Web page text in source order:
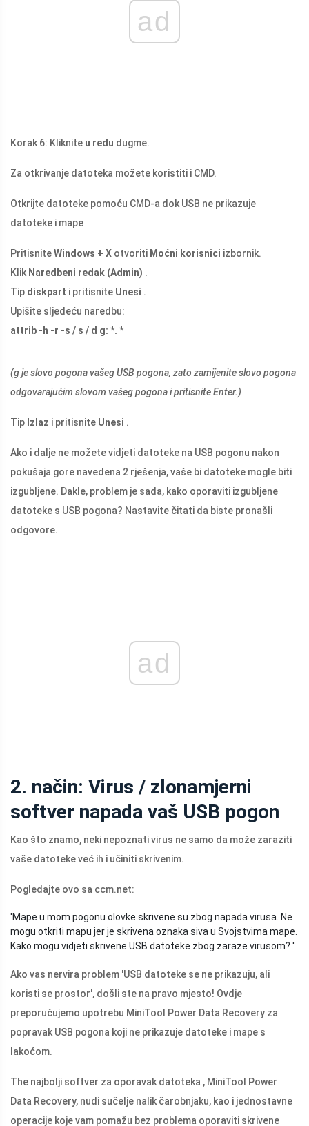
ad
Korak 6: Kliknite u redu dugme.
Za otkrivanje datoteka možete koristiti i CMD.
Otkrijte datoteke pomoću CMD-a dok USB ne prikazuje
datoteke i mape
PritisniteWindows + X otvoriti Moćni korisnici izbornik.
Klik Naredbeni redak (Admin) .
Tip diskpart i pritisnite Unesi .
Upišite sljedeću naredbu:
attrib -h -r -s / s / d g: *. *
(g je slovo pogona vašeg USB pogona, zato zamijenite slovo pogona
odgovarajućim slovom vašeg pogona i pritisnite Enter.)
Tip Izlaz i pritisnite Unesi .
Ako i dalje ne možete vidjeti datoteke na USB pogonu nakon
pokušaja gore navedena 2 rješenja, vaše bi datoteke mogle biti
izgubljene. Dakle, problem je sada, kako oporaviti izgubljene
datoteke s USB pogona? Nastavite čitati da biste pronašli
odgovore.
ad
2. način: Virus / zlonamjerni
softver napada vaš USB pogon
Kao što znamo, neki nepoznati virus ne samo da može zaraziti
vaše datoteke već ih i učiniti skrivenim.
Pogledajte ovo sa ccm.net:
'Mape u mom pogonu olovke skrivene su zbog napada virusa. Ne
mogu otkriti mapu jer je skrivena oznaka siva u Svojstvima mape.
Kako mogu vidjeti skrivene USB datoteke zbog zaraze virusom? '
Ako vas nervira problem 'USB datoteke se ne prikazuju, ali
koristi se prostor', došli ste na pravo mjesto! Ovdje
preporučujemo upotrebu MiniTool Power Data Recovery za
popravak USB pogona koji ne prikazuje datoteke i mape s
lakoćom.
The najbolji softver za oporavak datoteka , MiniTool Power
Data Recovery, nudi sučelje nalik čarobnjaku, kao i jednostavne
operacije koje vam pomažu bez problema oporaviti skrivene